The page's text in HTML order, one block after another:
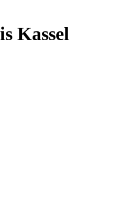
Kassel